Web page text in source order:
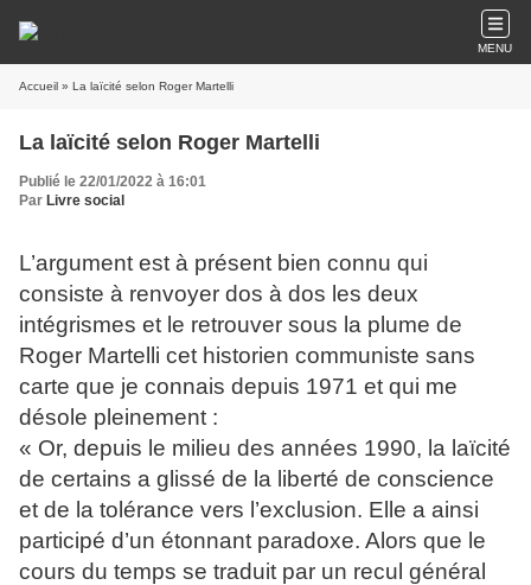
MENU
Accueil » La laïcité selon Roger Martelli
La laïcité selon Roger Martelli
Publié le 22/01/2022 à 16:01
Par Livre social
L’argument est à présent bien connu qui
consiste à renvoyer dos à dos les deux
intégrismes et le retrouver sous la plume de
Roger Martelli cet historien communiste sans
carte que je connais depuis 1971 et qui me
désole pleinement :
« Or, depuis le milieu des années 1990, la laïcité
de certains a glissé de la liberté de conscience
et de la tolérance vers l’exclusion. Elle a ainsi
participé d’un étonnant paradoxe. Alors que le
cours du temps se traduit par un recul général